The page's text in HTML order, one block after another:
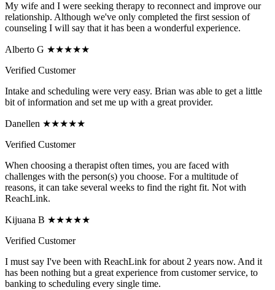
My wife and I were seeking therapy to reconnect and improve our
relationship. Although we've only completed the first session of
counseling I will say that it has been a wonderful experience.
Alberto G ★★★★★
Verified Customer
Intake and scheduling were very easy. Brian was able to get a little
bit of information and set me up with a great provider.
Danellen ★★★★★
Verified Customer
When choosing a therapist often times, you are faced with
challenges with the person(s) you choose. For a multitude of
reasons, it can take several weeks to find the right fit. Not with
ReachLink.
Kijuana B ★★★★★
Verified Customer
I must say I've been with ReachLink for about 2 years now. And it
has been nothing but a great experience from customer service, to
banking to scheduling every single time.